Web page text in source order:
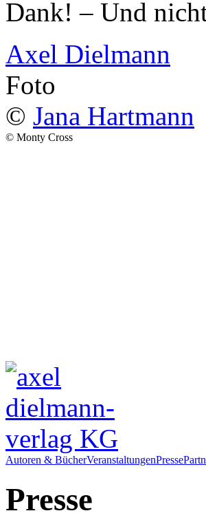
Dank! – Und
Axel Dielmann
Foto
© Jana Hartmann
© Monty Cross
Autoren & BücherVeranstaltungenPresse
Presse